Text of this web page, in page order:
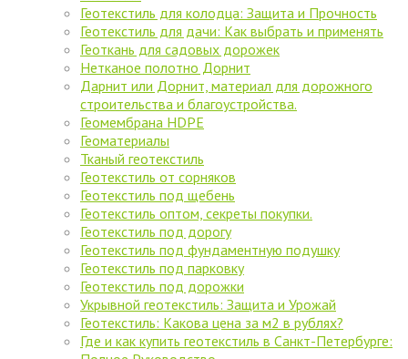
Геотекстиль для колодца: Защита и Прочность
Геотекстиль для дачи: Как выбрать и применять
Геоткань для садовых дорожек
Нетканое полотно Дорнит
Дарнит или Дорнит, материал для дорожного
строительства и благоустройства.
Геомембрана HDPE
Геоматериалы
Тканый геотекстиль
Геотекстиль от сорняков
Геотекстиль под щебень
Геотекстиль оптом, секреты покупки.
Геотекстиль под дорогу
Геотекстиль под фундаментную подушку
Геотекстиль под парковку
Геотекстиль под дорожки
Укрывной геотекстиль: Защита и Урожай
Геотекстиль: Какова цена за м2 в рублях?
Где и как купить геотекстиль в Санкт-Петербурге: